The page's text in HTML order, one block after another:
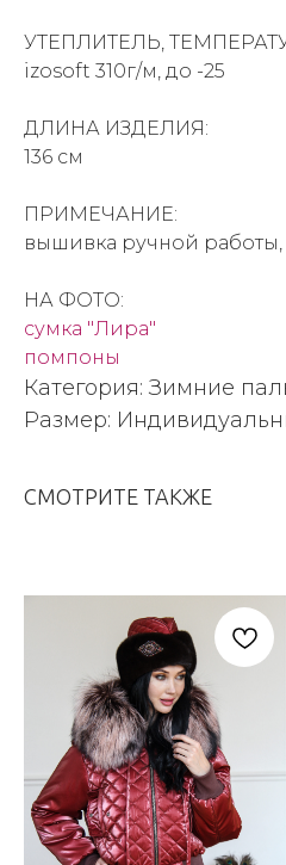
УТЕПЛИТЕЛЬ,
izosoft 310г/м, до -25
ДЛИНА ИЗДЕЛИЯ:
136 см
ПРИМЕЧАНИЕ:
вышивка ручной
НА ФОТО:
сумка "Лира"
помпоны
Категория: Зимние
Размер:
СМОТРИТЕ ТАКЖЕ